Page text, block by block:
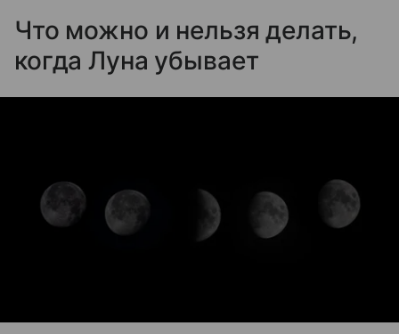
Что можно и нельзя делать,
когда Луна убывает